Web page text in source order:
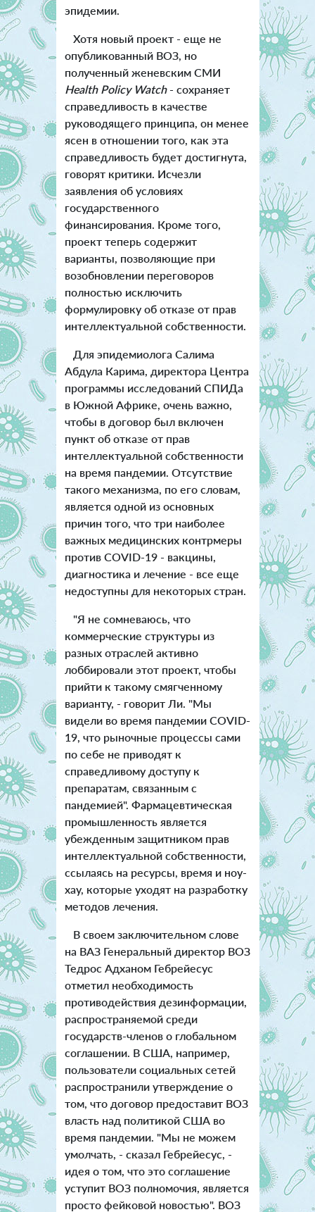
эпидемии.
Хотя новый проект - еще не
опубликованный ВОЗ, но
полученный женевским СМИ
Health Policy Watch- сохраняет
справедливость в качестве
руководящего принципа, он менее
ясен в отношении того, как эта
справедливость будет достигнута,
говорят критики. Исчезли
заявления об условиях
государственного
финансирования. Кроме того,
проект теперь содержит
варианты, позволяющие при
возобновлении переговоров
полностью исключить
формулировку об отказе от прав
интеллектуальной собственности.
Для эпидемиолога Салима
Абдула Карима, директора Центра
программы исследований СПИДа
в Южной Африке, очень важно,
чтобы в договор был включен
пункт об отказе от прав
интеллектуальной собственности
на время пандемии. Отсутствие
такого механизма, по его словам,
является одной из основных
причин того, что три наиболее
важных медицинских контрмеры
против COVID-19 - вакцины,
диагностика и лечение - все еще
недоступны для некоторых стран.
"Я не сомневаюсь, что
коммерческие структуры из
разных отраслей активно
лоббировали этот проект, чтобы
прийти к такому смягченному
варианту, - говорит Ли. "Мы
видели во время пандемии COVID-
19, что рыночные процессы сами
по себе не приводят к
справедливому доступу к
препаратам, связанным с
пандемией". Фармацевтическая
промышленность является
убежденным защитником прав
интеллектуальной собственности,
ссылаясь на ресурсы, время и ноу-
хау, которые уходят на разработку
методов лечения.
В своем заключительном слове
на ВАЗ Генеральный директор ВОЗ
Тедрос Адханом Гебрейесус
отметил необходимость
противодействия дезинформации,
распространяемой среди
государств-членов о глобальном
соглашении. В США, например,
пользователи социальных сетей
распространили утверждение о
том, что договор предоставит ВОЗ
власть над политикой США во
время пандемии. "Мы не можем
умолчать, - сказал Гебрейесус, -
идея о том, что это соглашение
уступит ВОЗ полномочия, является
просто фейковой новостью". ВОЗ